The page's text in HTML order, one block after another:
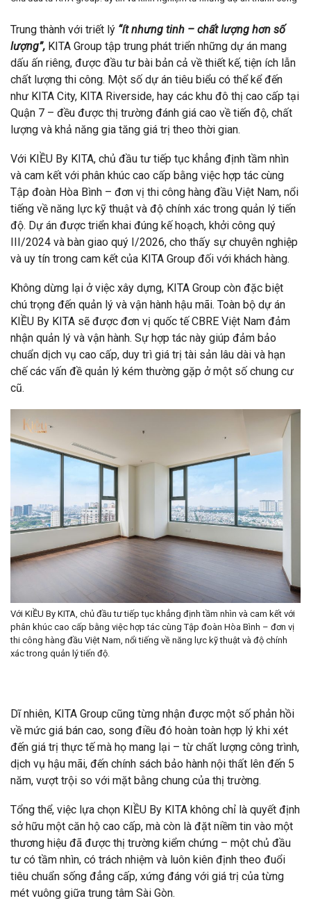
Trung thành với triết lý “ít nhưng tinh – chất lượng hơn số
lượng”, KITA Group tập trung phát triển những dự án mang
dấu ấn riêng, được đầu tư bài bản cả về thiết kế, tiện ích lẫn
chất lượng thi công. Một số dự án tiêu biểu có thể kể đến
như KITA City, KITA Riverside, hay các khu đô thị cao cấp tại
Quận 7 – đều được thị trường đánh giá cao về tiến độ, chất
lượng và khả năng gia tăng giá trị theo thời gian.
Với KIỀU By KITA, chủ đầu tư tiếp tục khẳng định tầm nhìn
và cam kết với phân khúc cao cấp bằng việc hợp tác cùng
Tập đoàn Hòa Bình – đơn vị thi công hàng đầu Việt Nam, nổi
tiếng về năng lực kỹ thuật và độ chính xác trong quản lý tiến
độ. Dự án được triển khai đúng kế hoạch, khởi công quý
III/2024 và bàn giao quý I/2026, cho thấy sự chuyên nghiệp
và uy tín trong cam kết của KITA Group đối với khách hàng.
Không dừng lại ở việc xây dựng, KITA Group còn đặc biệt
chú trọng đến quản lý và vận hành hậu mãi. Toàn bộ dự án
KIỀU By KITA sẽ được đơn vị quốc tế CBRE Việt Nam đảm
nhận quản lý và vận hành. Sự hợp tác này giúp đảm bảo
chuẩn dịch vụ cao cấp, duy trì giá trị tài sản lâu dài và hạn
chế các vấn đề quản lý kém thường gặp ở một số chung cư
cũ.
Với KIỀU By KITA, chủ đầu tư tiếp tục khẳng định tầm nhìn và cam kết với
phân khúc cao cấp bằng việc hợp tác cùng Tập đoàn Hòa Bình – đơn vị
thi công hàng đầu Việt Nam, nổi tiếng về năng lực kỹ thuật và độ chính
xác trong quản lý tiến độ.
Dĩ nhiên, KITA Group cũng từng nhận được một số phản hồi
về mức giá bán cao, song điều đó hoàn toàn hợp lý khi xét
đến giá trị thực tế mà họ mang lại – từ chất lượng công trình,
dịch vụ hậu mãi, đến chính sách bảo hành nội thất lên đến 5
năm, vượt trội so với mặt bằng chung của thị trường.
Tổng thể, việc lựa chọn KIỀU By KITA không chỉ là quyết định
sở hữu một căn hộ cao cấp, mà còn là đặt niềm tin vào một
thương hiệu đã được thị trường kiểm chứng – một chủ đầu
tư có tầm nhìn, có trách nhiệm và luôn kiên định theo đuổi
tiêu chuẩn sống đẳng cấp, xứng đáng với giá trị của từng
mét vuông giữa trung tâm Sài Gòn.